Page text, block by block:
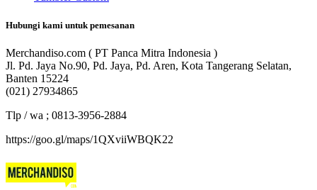
Hubungi kami untuk pemesanan
Merchandiso.com ( PT Panca Mitra Indonesia )
Jl. Pd. Jaya No.90, Pd. Jaya, Pd. Aren, Kota Tangerang Selatan,
Banten 15224
(021) 27934865
Tlp / wa ; 0813-3956-2884
https://goo.gl/maps/1QXviiWBQK22